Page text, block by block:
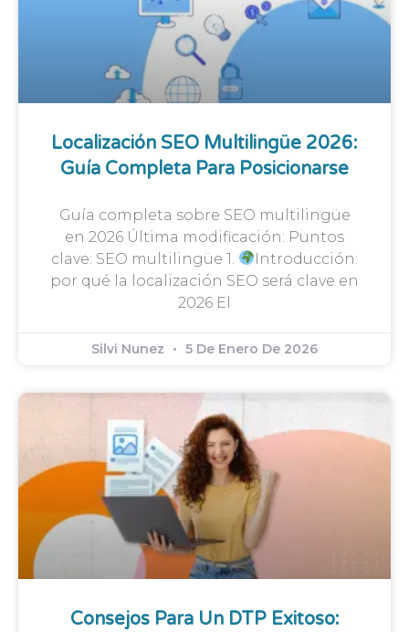
Localización SEO Multilingüe 2026:
Guía Completa Para Posicionarse
Guía completa sobre SEO multilingüe
en 2026 Última modificación: Puntos
clave: SEO multilingüe 1.
Introducción:
por qué la localización SEO será clave en
2026 El
Silvi Nunez 5 De Enero De 2026
Consejos Para Un DTP Exitoso: